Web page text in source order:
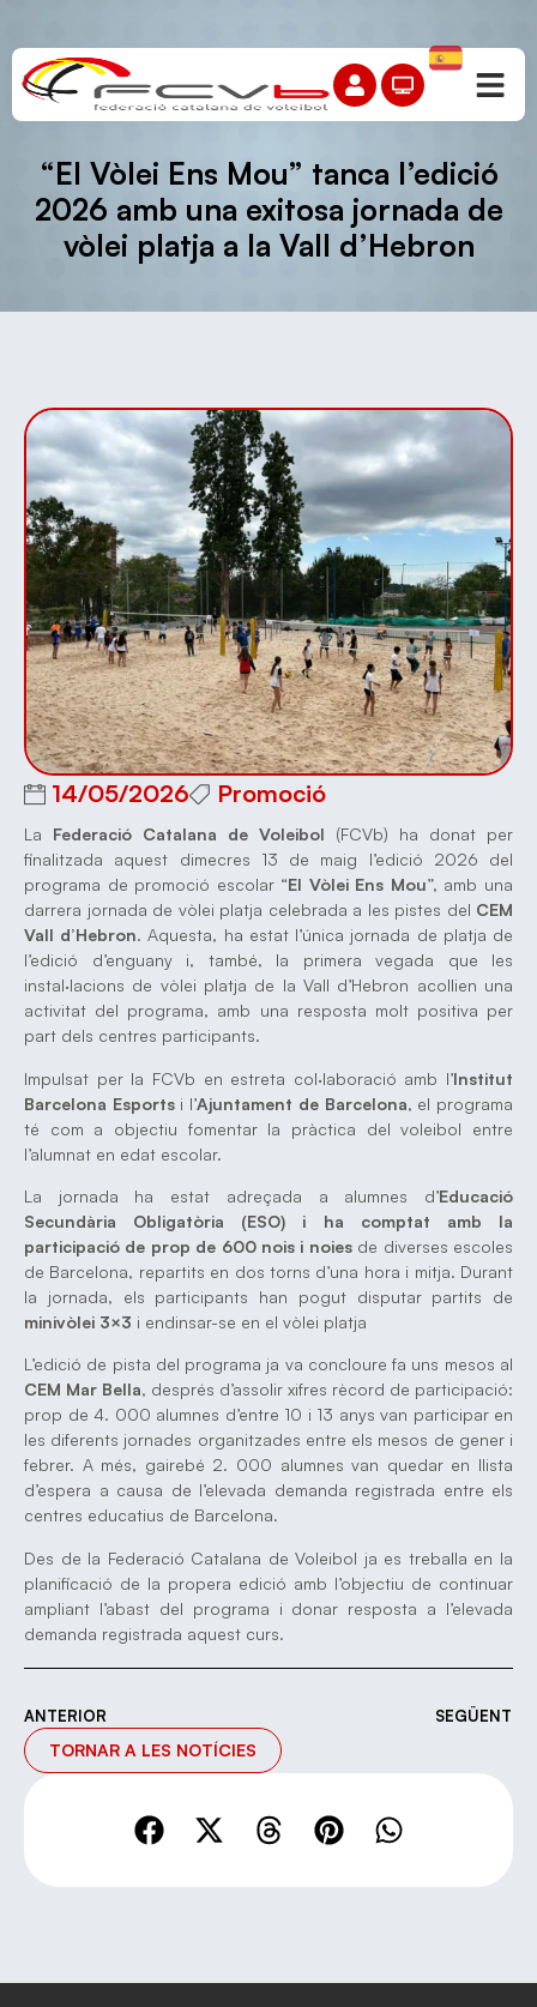
“El Vòlei Ens Mou” tanca l’edició
2026 amb una exitosa jornada de
vòlei platja a la Vall d’Hebron
14/05/2026 Promoció
La Federació Catalana de Voleibol (FCVb) ha donat per
finalitzada aquest dimecres 13 de maig l’edició 2026 del
programa de promoció escolar “El Vòlei Ens Mou”, amb una
darrera jornada de vòlei platja celebrada a les pistes del CEM
Vall d’Hebron. Aquesta, ha estat l’única jornada de platja de
l’edició d’enguany i, també, la primera vegada que les
instal·lacions de vòlei platja de la Vall d’Hebron acollien una
activitat del programa, amb una resposta molt positiva per
part dels centres participants.
Impulsat per la FCVb en estreta col·laboració amb l’Institut
Barcelona Esportsi l’Ajuntament de Barcelona, el programa
té com a objectiu fomentar la pràctica del voleibol entre
l’alumnat en edat escolar.
La jornada ha estat adreçada a alumnes d’Educació
Secundària Obligatòria (ESO) i ha comptat amb la
participació de prop de 600 nois i noies de diverses escoles
de Barcelona, repartits en dos torns d’una hora i mitja. Durant
la jornada, els participants han pogut disputar partits de
minivòlei 3×3 i endinsar-se en el vòlei platja
L’edició de pista del programa ja va concloure fa uns mesos al
CEM Mar Bella, després d’assolir xifres rècord de participació:
prop de 4. 000 alumnes d’entre 10 i 13 anys van participar en
les diferents jornades organitzades entre els mesos de gener i
febrer. A més, gairebé 2. 000 alumnes van quedar en llista
d’espera a causa de l’elevada demanda registrada entre els
centres educatius de Barcelona.
Des de la Federació Catalana de Voleibol ja es treballa en la
planificació de la propera edició amb l’objectiu de continuar
ampliant l’abast del programa i donar resposta a l’elevada
demanda registrada aquest curs.
ANTERIOR SEGÜENT
TORNAR A LES NOTÍCIES